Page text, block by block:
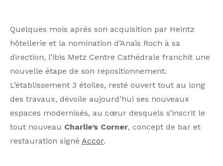
Quelques mois après son acquisition par Heintz
hôtellerie et la nomination d’Anaïs Roch à sa
direction, l’ibis Metz Centre Cathédrale franchit une
nouvelle étape de son repositionnement.
L’établissement 3 étoiles, resté ouvert tout au long
des travaux, dévoile aujourd’hui ses nouveaux
espaces modernisés, au cœur desquels s’inscrit le
tout nouveau Charlie’s Corner, concept de bar et
restauration signé Accor.